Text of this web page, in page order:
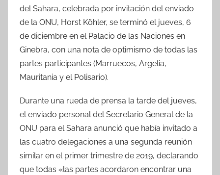
del Sahara, celebrada por invitación del enviado
de la ONU, Horst Köhler, se terminó el jueves, 6
de diciembre en el Palacio de las Naciones en
Ginebra, con una nota de optimismo de todas las
partes participantes (Marruecos, Argelia,
Mauritania y el Polisario).
Durante una rueda de prensa la tarde del jueves,
el enviado personal del Secretario General de la
ONU para el Sahara anunció que había invitado a
las cuatro delegaciones a una segunda reunión
similar en el primer trimestre de 2019, declarando
que todas «las partes acordaron encontrar una